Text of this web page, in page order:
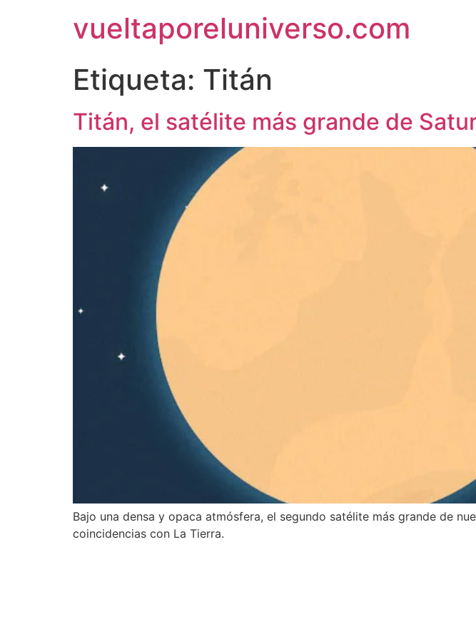
vueltaporeluniverso.com
Etiqueta: Titán
Titán, el satélite más grande de
Bajo una densa y opaca atmósfera, el segundo satélite más grande de
coincidencias con La Tierra.